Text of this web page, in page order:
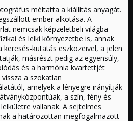
méltatta a kiállítás anyagát.
ember alkotása. A
nemcsak képzeletbeli világba
és lelki környezetbe is, annak
kutatás eszközeivel, a jelen
másrészt pedig az egyensúly,
és a harmónia kvartettjét
a szokatlan
amelyek a lényegre irányítják
a szín, fény és
vallanak. A sejtelmes
a határozottan megfogalmazott